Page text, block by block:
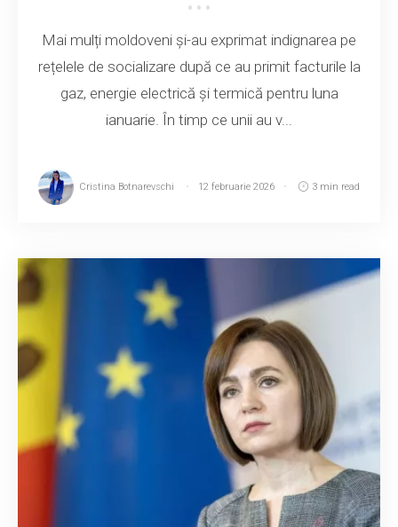
Mai mulți moldoveni și-au exprimat indignarea pe
rețelele de socializare după ce au primit facturile la
gaz, energie electrică și termică pentru luna
ianuarie. În timp ce unii au v...
Cristina Botnarevschi 12 februarie 2026 3 min read